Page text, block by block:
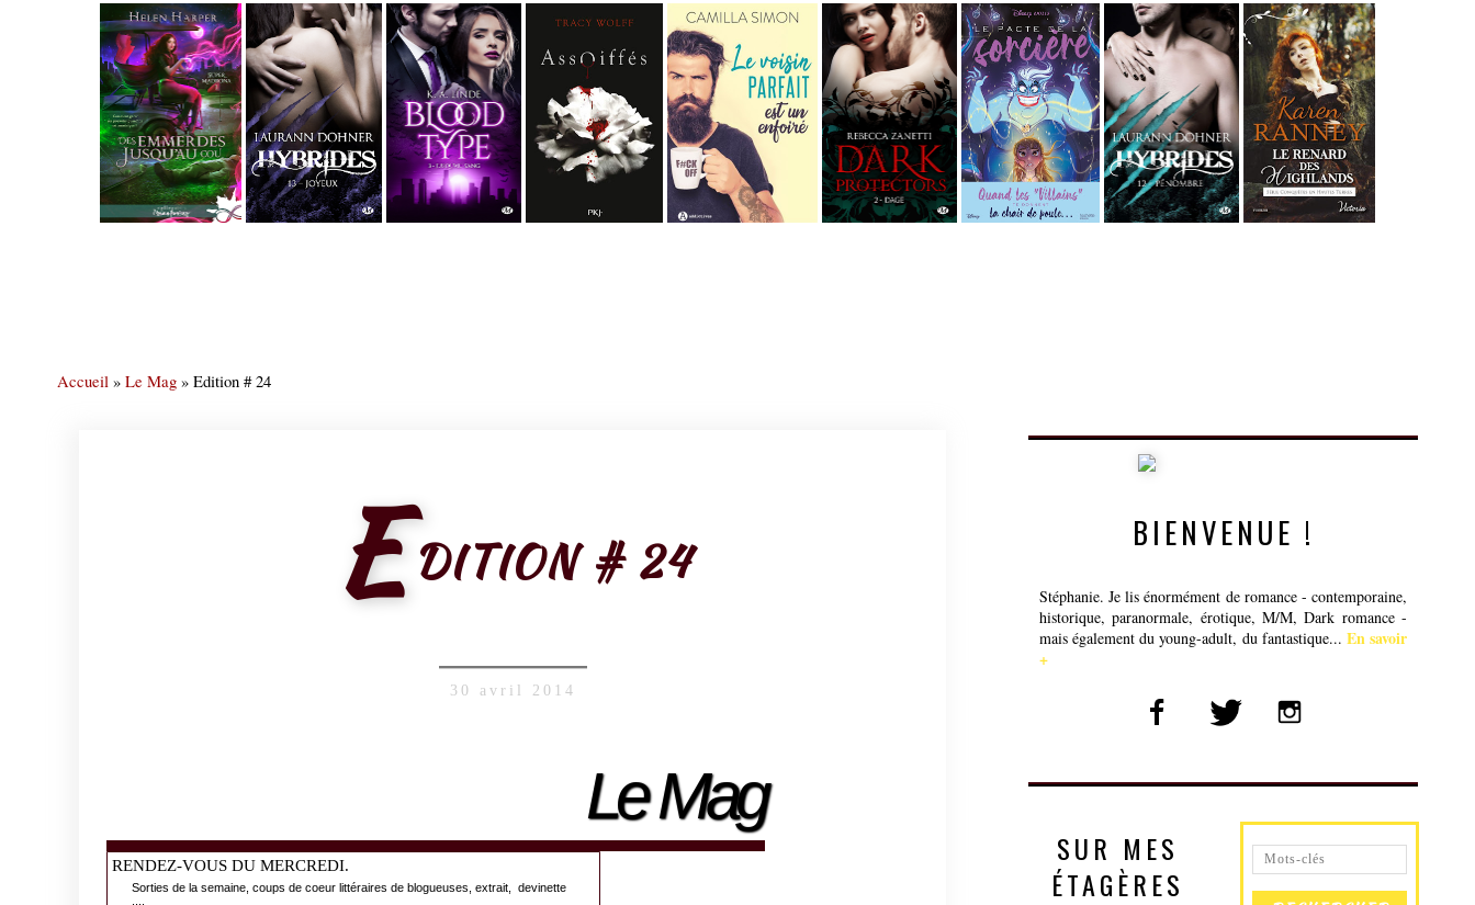
Accueil » Le Mag » Edition # 24
E DITION # 24
30 avril 2014
Le Mag
RENDEZ-VOUS DU MERCREDI.
Sorties de la semaine, coups de coeur littéraires de blogueuses, extrait, devinette
BIENVENUE !
Stéphanie. Je lis énormément de romance - contemporaine,
historique, paranormale, érotique, M/M, Dark romance -
mais également du young-adult, du fantastique... En savoir
+
SUR MES
ÉTAGÈRES